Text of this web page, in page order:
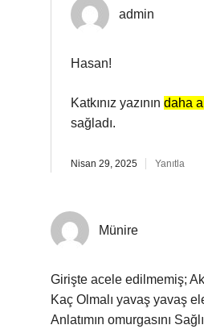
admin
Hasan!
Katkınız yazının daha
sağladı.
Nisan 29, 2025 Yanıtla
Münire
Girişte acele edilmemiş;
Kaç Olmalı yavaş yavaş
Anlatımın omurgasını